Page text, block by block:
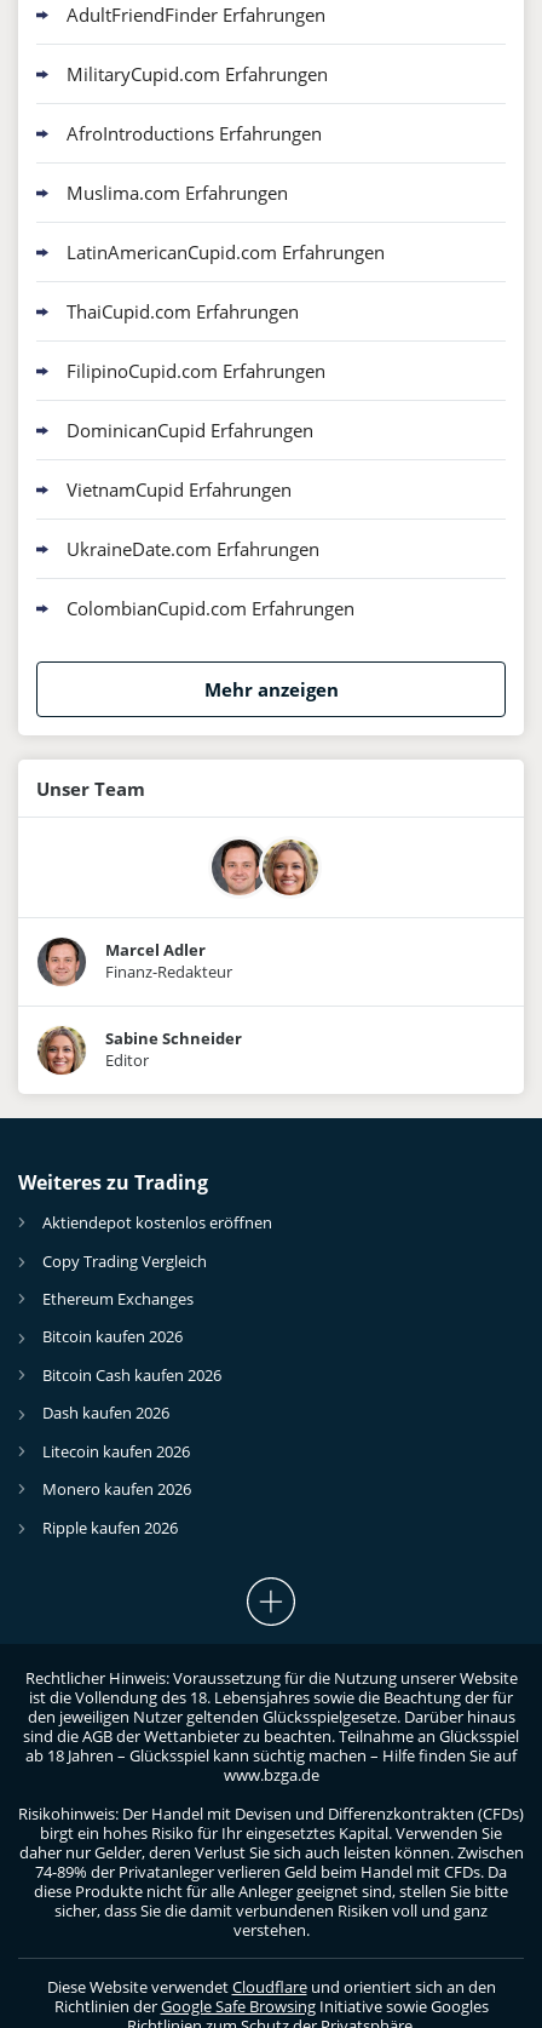
AdultFriendFinder Erfahrungen
MilitaryCupid.com Erfahrungen
AfroIntroductions Erfahrungen
Muslima.com Erfahrungen
LatinAmericanCupid.com Erfahrungen
ThaiCupid.com Erfahrungen
FilipinoCupid.com Erfahrungen
DominicanCupid Erfahrungen
VietnamCupid Erfahrungen
UkraineDate.com Erfahrungen
ColombianCupid.com Erfahrungen
Mehr anzeigen
Unser Team
Marcel Adler
Finanz-Redakteur
Sabine Schneider
Editor
Weiteres zu Trading
Aktiendepot kostenlos eröffnen
Copy Trading Vergleich
Ethereum Exchanges
Bitcoin kaufen 2026
Bitcoin Cash kaufen 2026
Dash kaufen 2026
Litecoin kaufen 2026
Monero kaufen 2026
Ripple kaufen 2026
Rechtlicher Hinweis: Voraussetzung für die Nutzung unserer Website
ist die Vollendung des 18. Lebensjahres sowie die Beachtung der für
den jeweiligen Nutzer geltenden Glücksspielgesetze. Darüber hinaus
sind die AGB der Wettanbieter zu beachten. Teilnahme an Glücksspiel
ab 18 Jahren – Glücksspiel kann süchtig machen – Hilfe finden Sie auf
www.bzga.de
Risikohinweis: Der Handel mit Devisen und Differenzkontrakten (CFDs)
birgt ein hohes Risiko für Ihr eingesetztes Kapital. Verwenden Sie
daher nur Gelder, deren Verlust Sie sich auch leisten können. Zwischen
74-89% der Privatanleger verlieren Geld beim Handel mit CFDs. Da
diese Produkte nicht für alle Anleger geeignet sind, stellen Sie bitte
sicher, dass Sie die damit verbundenen Risiken voll und ganz
verstehen.
Diese Website verwendetCloudflareund orientiert sich an den
Richtlinien derGoogle Safe BrowsingInitiative sowie Googles